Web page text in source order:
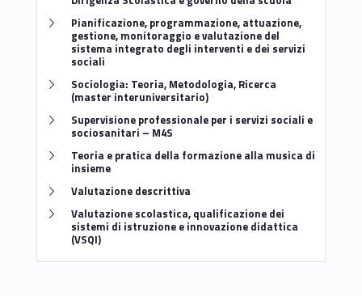
Link identifier #identifier__129212-21
Pianificazione, programmazione, attuazione,
gestione, monitoraggio e valutazione del
sistema integrato degli interventi e dei servizi
sociali
Link identifier #identifier__34590-22
Sociologia: Teoria, Metodologia, Ricerca
(master interuniversitario)
Link identifier #identifier__63924-23
Supervisione professionale per i servizi sociali e
sociosanitari – M4S
Link identifier #identifier__86004-24
Teoria e pratica della formazione alla musica di
insieme
Link identifier #identifier__40784-25
Valutazione descrittiva
Link identifier #identifier__170822-26
Valutazione scolastica, qualificazione dei
sistemi di istruzione e innovazione didattica
(VSQI)